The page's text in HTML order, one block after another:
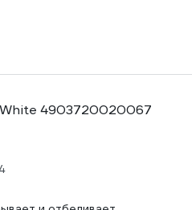
4903720020067